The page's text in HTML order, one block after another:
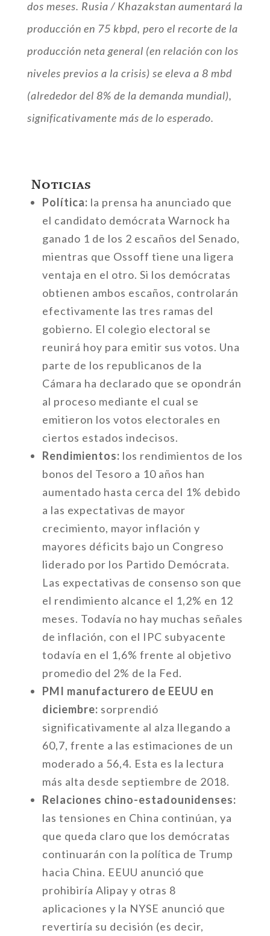
dos meses. Rusia / Khazakstan aumentará la
producción en 75 kbpd, pero el recorte de la
producción neta general (en relación con los
niveles previos a la crisis) se eleva a 8 mbd
(alrededor del 8% de la demanda mundial),
significativamente más de lo esperado.
Noticias
Política: la prensa ha anunciado que
el candidato demócrata Warnock ha
ganado 1 de los 2 escaños del Senado,
mientras que Ossoff tiene una ligera
ventaja en el otro. Si los demócratas
obtienen ambos escaños, controlarán
efectivamente las tres ramas del
gobierno. El colegio electoral se
reunirá hoy para emitir sus votos. Una
parte de los republicanos de la
Cámara ha declarado que se opondrán
al proceso mediante el cual se
emitieron los votos electorales en
ciertos estados indecisos.
Rendimientos: los rendimientos de los
bonos del Tesoro a 10 años han
aumentado hasta cerca del 1% debido
a las expectativas de mayor
crecimiento, mayor inflación y
mayores déficits bajo un Congreso
liderado por los Partido Demócrata.
Las expectativas de consenso son que
el rendimiento alcance el 1,2% en 12
meses. Todavía no hay muchas señales
de inflación, con el IPC subyacente
todavía en el 1,6% frente al objetivo
promedio del 2% de la Fed.
PMI manufacturero de EEUU en
diciembre: sorprendió
significativamente al alza llegando a
60,7, frente a las estimaciones de un
moderado a 56,4. Esta es la lectura
más alta desde septiembre de 2018.
Relaciones chino-estadounidenses:
las tensiones en China continúan, ya
que queda claro que los demócratas
continuarán con la política de Trump
hacia China. EEUU anunció que
prohibiría Alipay y otras 8
aplicaciones y la NYSE anunció que
revertiría su decisión (es decir,